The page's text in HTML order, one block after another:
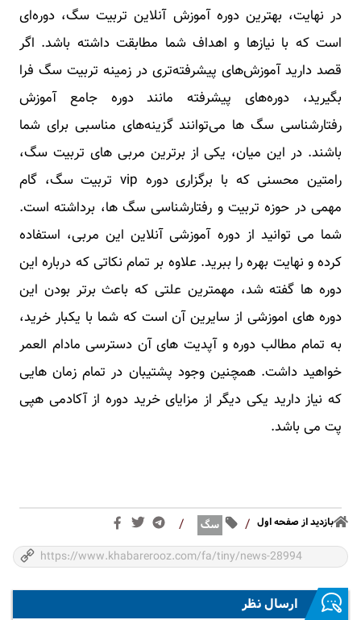
در نهایت، بهترین دوره آموزش آنلاین تربیت سگ، دوره‌ای
است که با نیازها و اهداف شما مطابقت داشته باشد. اگر
قصد دارید آموزش‌های پیشرفته‌تری در زمینه تربیت سگ فرا
بگیرید، دوره‌های پیشرفته مانند دوره جامع آموزش
رفتارشناسی سگ ها می‌توانند گزینه‌های مناسبی برای شما
باشند. در این میان، یکی از برترین مربی های تربیت سگ،
رامتین محسنی که با برگزاری دوره vip تربیت سگ، گام
مهمی در حوزه تربیت و رفتارشناسی سگ ها، برداشته است.
شما می توانید از دوره آموزشی آنلاین این مربی، استفاده
کرده و نهایت بهره را ببرید. علاوه بر تمام نکاتی که درباره این
دوره ها گفته شد، مهمترین علتی که باعث برتر بودن این
دوره های اموزشی از سایرین آن است که شما با یکبار خرید،
به تمام مطالب دوره و آپدیت های آن دسترسی مادام العمر
خواهید داشت. همچنین وجود پشتیبان در تمام زمان هایی
که نیاز دارید یکی دیگر از مزایای خرید دوره از آکادمی هپی
پت می باشد.
بازدید از صفحه اول / سگ /
ارسال نظر